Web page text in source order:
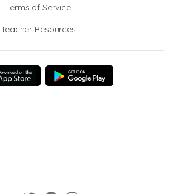
Terms of Service
Teacher Resources